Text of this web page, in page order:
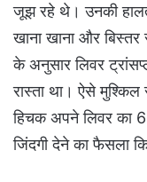
जूझ रहे थे। उनकी
खाना खाना और
के अनुसार लिवर
रास्ता था। ऐसे मुश्किल
हिचक अपने लिवर का
जिंदगी देने का फैसला